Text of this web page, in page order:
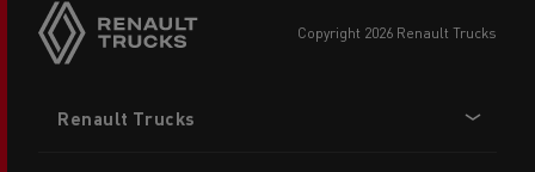
copyright 2026 Renault Trucks
menu
Renault Trucks